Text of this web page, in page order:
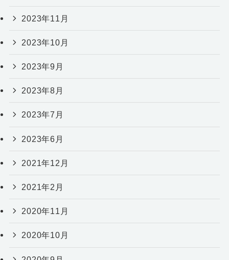
2023年11月
2023年10月
2023年9月
2023年8月
2023年7月
2023年6月
2021年12月
2021年2月
2020年11月
2020年10月